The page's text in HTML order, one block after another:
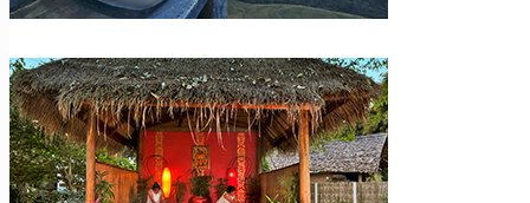
Cat Tien
Nos plus ++
Autres
Cambodge